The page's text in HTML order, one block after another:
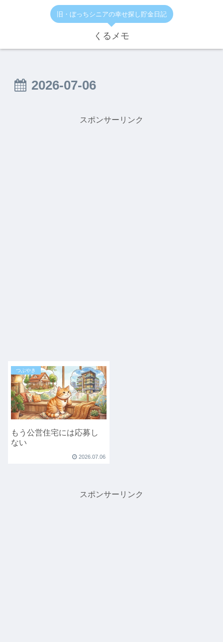
旧・ぼっちシニアの幸せ探し貯金日記
くるメモ
2026-07-06
スポンサーリンク
つぶやき
もう公営住宅には応募し
ない
2026.07.06
スポンサーリンク